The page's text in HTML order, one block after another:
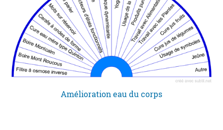
Amélioration eau du corps